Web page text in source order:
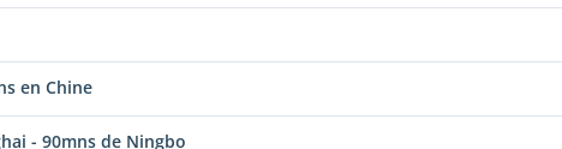
en Chine
- 90mns de Ningbo